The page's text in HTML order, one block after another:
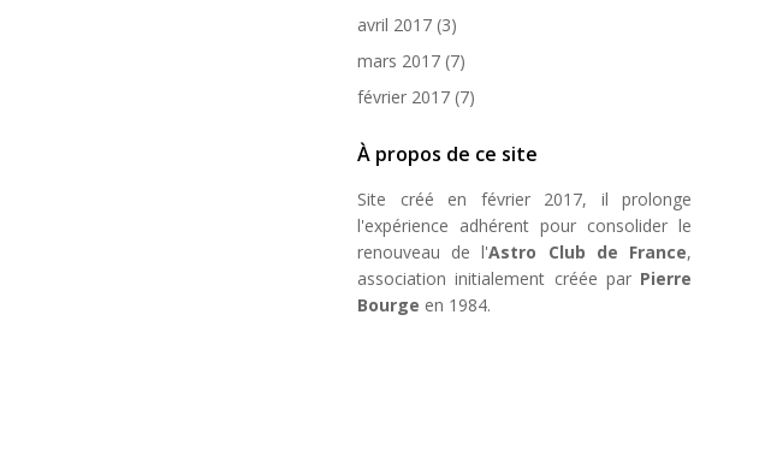
avril 2017 (3)
mars 2017 (7)
février 2017 (7)
À propos de ce site
Site créé en février 2017, il prolonge
l'expérience adhérent pour consolider le
renouveau de l'Astro Club de France,
association initialement créée par Pierre
Bourge en 1984.